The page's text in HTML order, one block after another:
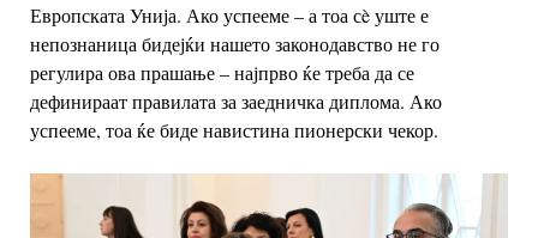
Европската Унија. Ако успееме – а тоа сè уште е
непознаница бидејќи нашетозаконодавство не го
регулира ова прашање – најпрво ќе треба да се
дефинираатправилата за заедничка диплома. Ако
успееме, тоа ќе биде навистина пионерски чекор.